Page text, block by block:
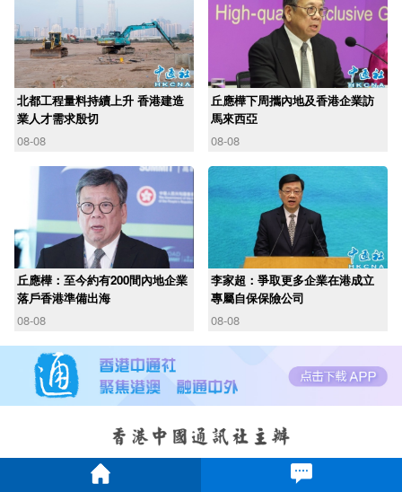
北都工程量料持續上升 香港建造
業人才需求殷切
08-08
丘應樺下周攜內地及香港企業訪
馬來西亞
08-08
丘應樺：至今約有200間內地企業
落戶香港準備出海
08-08
李家超：爭取更多企業在港成立
專屬自保保險公司
08-08